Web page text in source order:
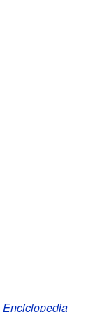
Enciclopedia